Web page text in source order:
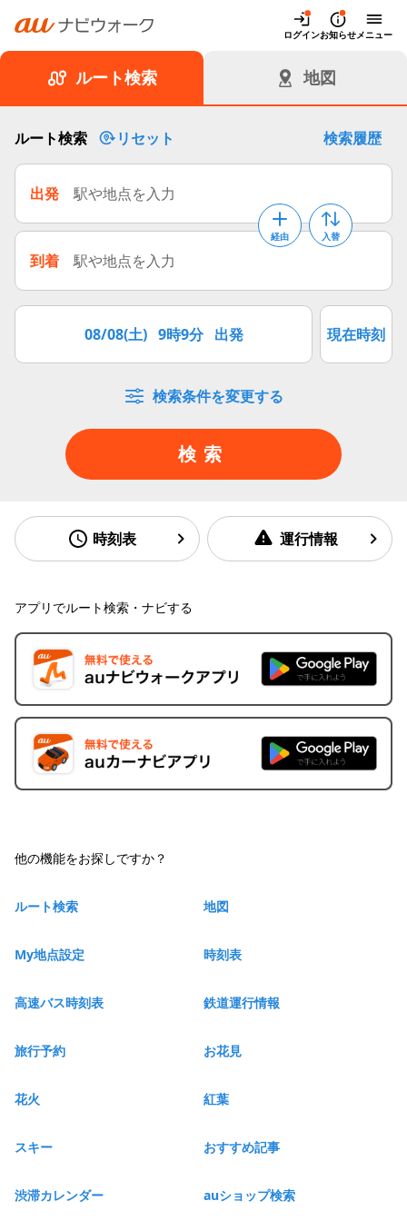
ログインお知らせメニュー
ルート検索 地図
ルート検索 リセット 検索履歴
出発 駅や地点を入力
経由 入替
到着 駅や地点を入力
08/08(土) 9時9分 出発 現在時刻
検索条件を変更する
検索
時刻表 運行情報
アプリでルート検索・ナビする
他の機能をお探しですか？
ルート検索 地図
My地点設定 時刻表
高速バス時刻表 鉄道運行情報
旅行予約 お花見
花火 紅葉
スキー おすすめ記事
渋滞カレンダー auショップ検索